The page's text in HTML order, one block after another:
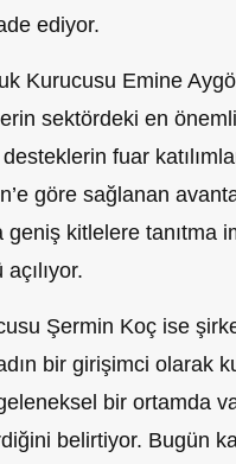
ediyor.
Kurucusu Emine
sektördeki en önemli
fuar
göre sağlanan
geniş kitlelere tanıtma
Şermin Koç ise
bir girişimci olarak
bir ortamda
belirtiyor. Bugün